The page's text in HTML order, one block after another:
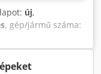
új,
, gép/jármű száma:
- 00.00/00 _ !!!